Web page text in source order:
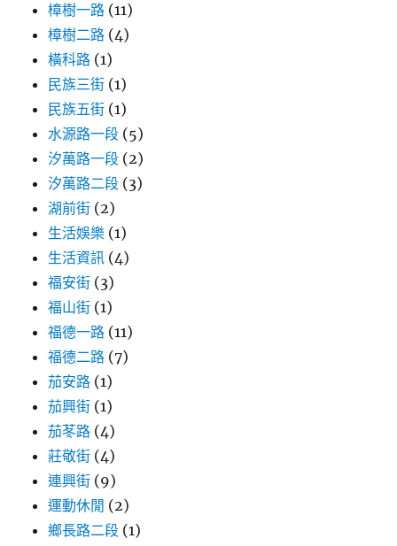
樟樹一路 (11)
樟樹二路 (4)
橫科路 (1)
民族三街 (1)
民族五街 (1)
水源路一段 (5)
汐萬路一段 (2)
汐萬路二段 (3)
湖前街 (2)
生活娛樂 (1)
生活資訊 (4)
福安街 (3)
福山街 (1)
福德一路 (11)
福德二路 (7)
茄安路 (1)
茄興街 (1)
茄苳路 (4)
莊敬街 (4)
連興街 (9)
運動休閒 (2)
鄉長路二段 (1)